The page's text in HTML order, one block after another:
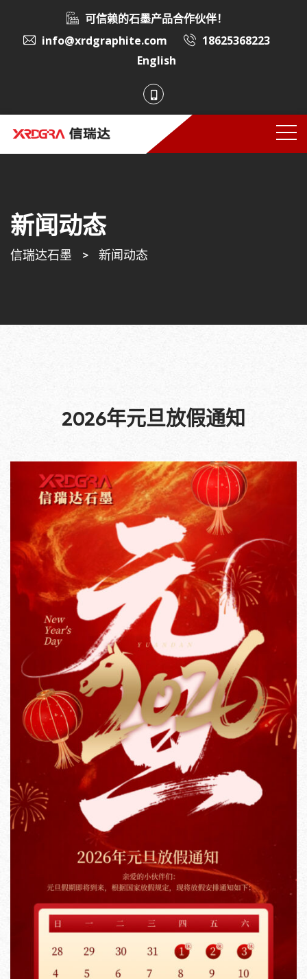
可信赖的石墨产品合作伙伴！
info@xrdgraphite.com
18625368223
English
新闻动态
信瑞达石墨 > 新闻动态
2026年元旦放假通知